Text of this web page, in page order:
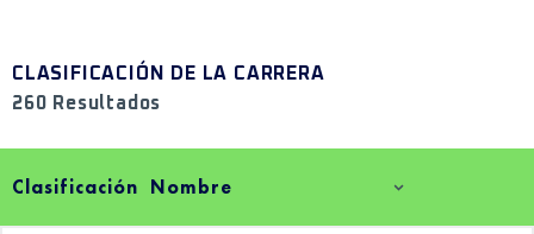
CLASIFICACIÓN DE LA CARRERA
260 Resultados
Clasificación Nombre